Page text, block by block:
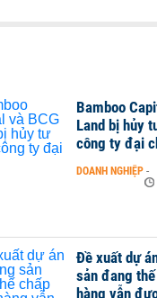
Bamboo
Land bị hủy
công ty đại
DOANH NGHIỆP -
Đề xuất dự
sản đang
hàng vẫn